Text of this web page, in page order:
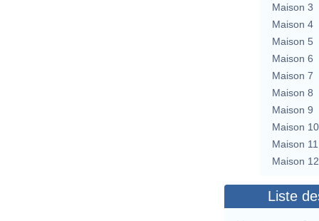
Maison 3
Maison 4
Maison 5
Maison 6
Maison 7
Maison 8
Maison 9
Maison 10
Maison 11
Maison 12
Liste